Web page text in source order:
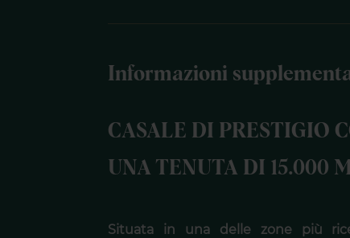
Informazioni
CASALE DI PRESTIGIO
UNA TENUTA DI 15.000
Situata in una delle zone più